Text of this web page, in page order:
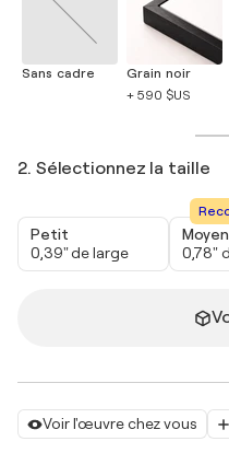
Voir l'œuvre chez vous
Sans cadre
Grain noir
+ 590 $US
2. Sélectionnez la taille
Petit
0,39" de large
Moyen
0,78"